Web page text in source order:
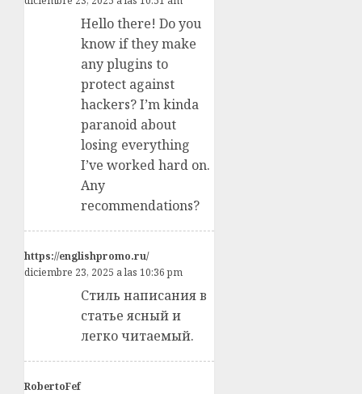
Hello there! Do you
know if they make
any plugins to
protect against
hackers? I’m kinda
paranoid about
losing everything
I’ve worked hard on.
Any
recommendations?
https://englishpromo.ru/
diciembre 23, 2025 a las 10:36 pm
Стиль написания в
статье ясный и
легко читаемый.
RobertoFef